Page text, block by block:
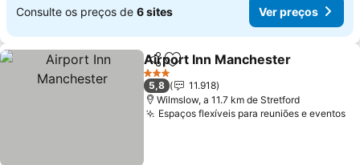
Consulte os preços de 6 sites Ver preços
PartilharAdicionar aos favoritos
Airport Inn Manchester
3 Estrelas
5,8
11.918
Wilmslow, a 11.7 km de Stretford
Espaços flexíveis para reuniões e eventos